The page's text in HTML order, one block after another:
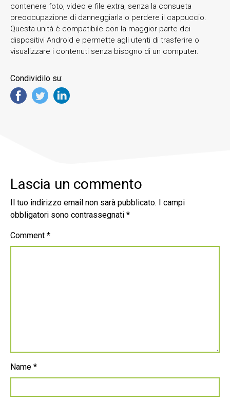
contenere foto, video e file extra, senza la consueta
preoccupazione di danneggiarla o perdere il cappuccio.
Questa unità è compatibile con la maggior parte dei
dispositivi Android e permette agli utenti di trasferire o
visualizzare i contenuti senza bisogno di un computer.
Condividilo su:
Lascia un commento
Il tuo indirizzo email non sarà pubblicato.
I campi
obbligatori sono contrassegnati *
Comment *
Name *